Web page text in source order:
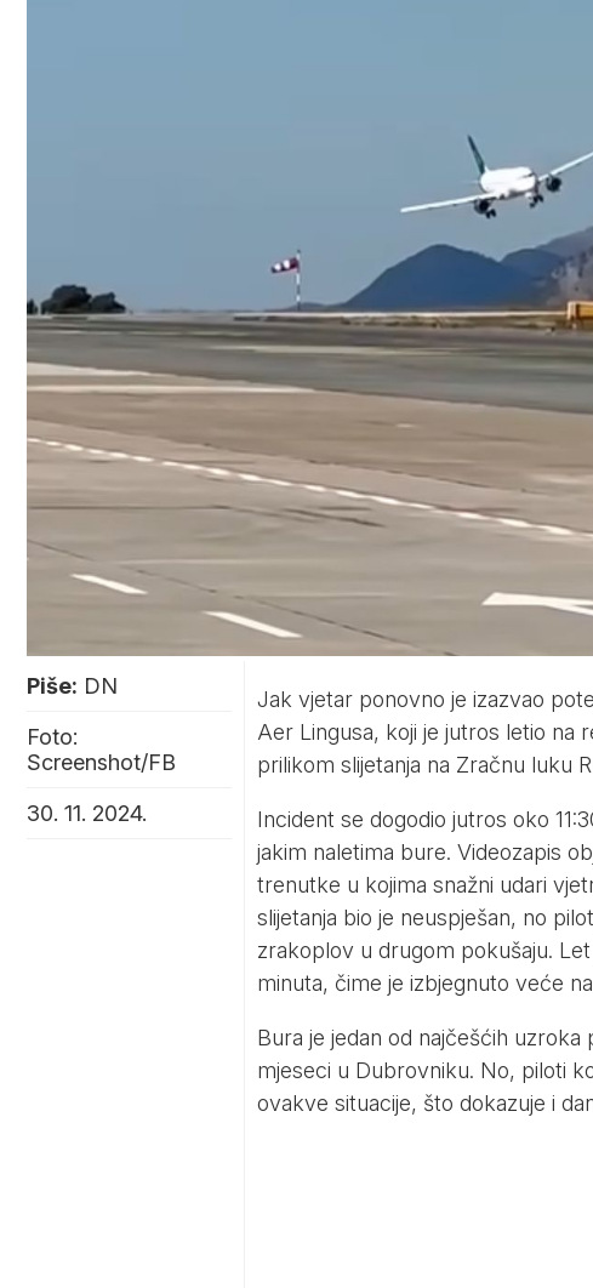
Piše: DN
Foto:
Screenshot/FB
30. 11. 2024.
Jak vjetar ponovno je izazvao
Aer Lingusa, koji je jutros letio na
prilikom slijetanja na Zračnu luku
Incident se dogodio jutros oko
jakim naletima bure. Videozapis
trenutke u kojima snažni udari
slijetanja bio je neuspješan, no
zrakoplov u drugom pokušaju.
minuta, čime je izbjegnuto veće
Bura je jedan od najčešćih
mjeseci u Dubrovniku. No, piloti
ovakve situacije, što dokazuje i